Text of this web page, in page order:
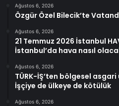
Ağustos 6, 2026
Özgür Özel Bilecik’te
Ağustos 6, 2026
21 Temmuz 2026 İstanbul
İstanbul’da hava nasıl
Ağustos 6, 2026
TÜRK-İŞ’ten bölgesel asgari
İşçiye de ülkeye de kötülük
Ağustos 6, 2026